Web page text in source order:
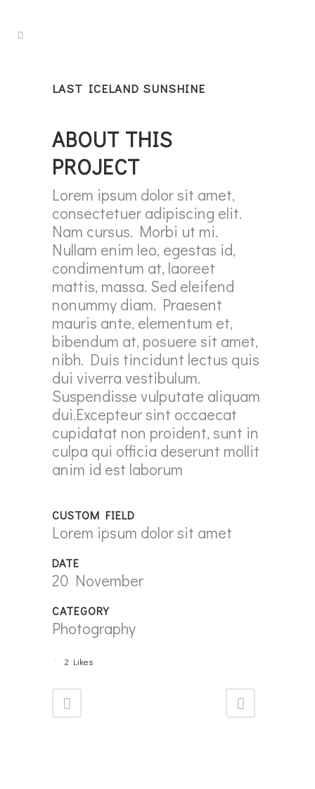
LAST ICELAND SUNSHINE
ABOUT THIS
PROJECT
Lorem ipsum dolor sit amet,
consectetuer adipiscing elit.
Nam cursus. Morbi ut mi.
Nullam enim leo, egestas id,
condimentum at, laoreet
mattis, massa. Sed eleifend
nonummy diam. Praesent
mauris ante, elementum et,
bibendum at, posuere sit amet,
nibh. Duis tincidunt lectus quis
dui viverra vestibulum.
Suspendisse vulputate aliquam
dui.Excepteur sint occaecat
cupidatat non proident, sunt in
culpa qui officia deserunt mollit
anim id est laborum
CUSTOM FIELD
Lorem ipsum dolor sit amet
DATE
20 November
CATEGORY
Photography
2 Likes